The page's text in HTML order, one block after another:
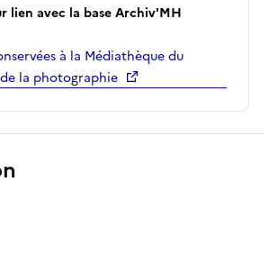
lien avec la base Archiv'MH
à la Médiathèque du
la photographie